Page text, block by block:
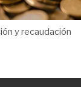
y recaudación